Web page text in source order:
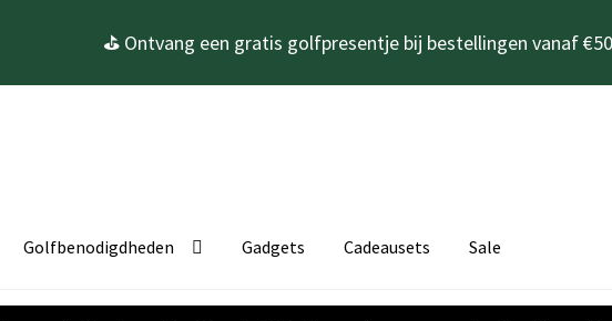
⛳ Ontvang een gratis golfpresentje bij bestellingen vanaf
Golfbenodigdheden Gadgets Cadeausets Sale